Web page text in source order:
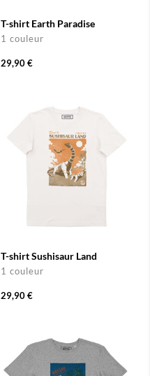
T-shirt Earth Paradise
1 couleur
29,90 €
T-shirt Sushisaur Land
1 couleur
29,90 €